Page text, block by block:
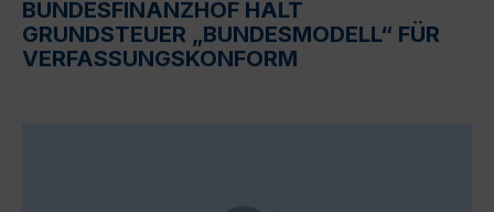
BUNDESFINANZHOF HÄLT
GRUNDSTEUER „BUNDESMODELL“ FÜR
VERFASSUNGSKONFORM